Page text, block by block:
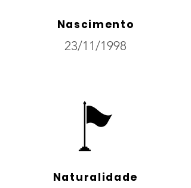
Nascimento
23/11/1998
Naturalidade